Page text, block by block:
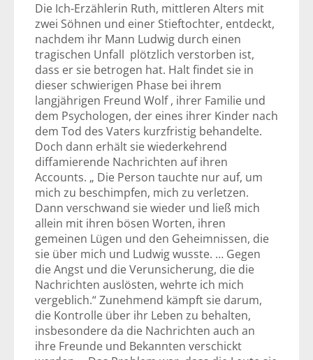
Die Ich-Erzählerin Ruth, mittleren Alters mit
zwei Söhnen und einer Stieftochter, entdeckt,
nachdem ihr Mann Ludwig durch einen
tragischen Unfall plötzlich verstorben ist,
dass er sie betrogen hat. Halt findet sie in
dieser schwierigen Phase bei ihrem
langjährigen Freund Wolf , ihrer Familie und
dem Psychologen, der eines ihrer Kinder nach
dem Tod des Vaters kurzfristig behandelte.
Doch dann erhält sie wiederkehrend
diffamierende Nachrichten auf ihren
Accounts. „ Die Person tauchte nur auf, um
mich zu beschimpfen, mich zu verletzen.
Dann verschwand sie wieder und ließ mich
allein mit ihren bösen Worten, ihren
gemeinen Lügen und den Geheimnissen, die
sie über mich und Ludwig wusste. … Gegen
die Angst und die Verunsicherung, die die
Nachrichten auslösten, wehrte ich mich
vergeblich.“ Zunehmend kämpft sie darum,
die Kontrolle über ihr Leben zu behalten,
insbesondere da die Nachrichten auch an
ihre Freunde und Bekannten verschickt